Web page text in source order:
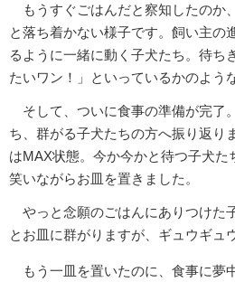
もうすぐごはんだと察知したのか
と落ち着かない様子です。飼い主の
るように一緒に動く子犬たち。待ち
たいワン！」といっているかのよう
そして、ついに食事の準備が完了
ち、群がる子犬たちの方へ振り返り
はMAX状態。今か今かと待つ子犬た
笑いながらお皿を置きました。
やっと念願のごはんにありつけた
とお皿に群がりますが、ギュウギュ
もう一皿を置いたのに、食事に夢